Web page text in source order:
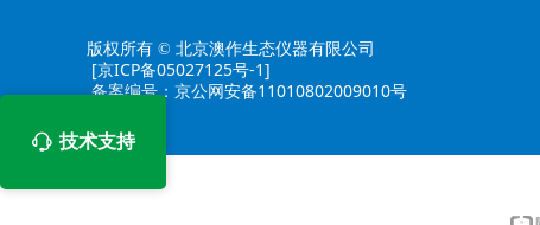
版权所有 © 北京澳作生态仪器有限公司
[京ICP备05027125号-1]
备案编号：京公网安备11010802009010号
ꁱ 技术支持